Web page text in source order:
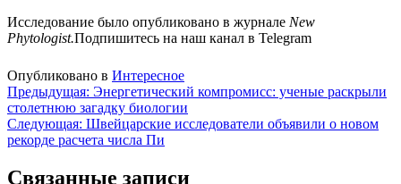
Исследование было опубликовано в журнале New
Phytologist.Подпишитесь на наш канал в Telegram
Опубликовано в Интересное
Навигация
по
записям
Предыдущая: Энергетический компромисс: ученые раскрыли
столетнюю загадку биологии
Следующая: Швейцарские исследователи объявили о новом
рекорде расчета числа Пи
Связанные записи